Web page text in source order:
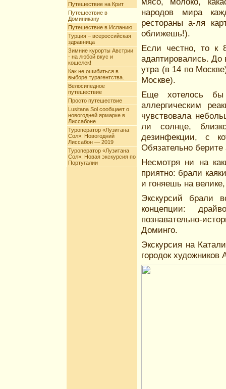
Путешествие на Крит
Путешествие в
Доминикану
Путешествие в Испанию
Турция – всероссийская
здравница
Зимние курорты Австрии
- на любой вкус и
кошелек!
Как не ошибиться в
выборе турагентства.
Велосипедное
путешествие
Просто путешествие
Lusitana Sol сообщает о
новогодней ярмарке в
Лиссабоне
Туроператор «Лузитана
Сол»: Новогодний
Лиссабон — 2019
Туроператор «Лузитана
Сол»: Новая экскурсия по
Португалии
народов мира
рестораны а-ля
оближешь!).
Если честно, то к
адаптировались. До
утра (в 14 по
Москве).
Еще хотелось
аллергическим
чувствовала
ли солнце,
дезинфекции, с
Обязательно
Несмотря ни на
приятно: брали
и гоняешь на
Экскурсий брали
концепции:
познавательно-
Доминго.
Экскурсия на
городок художников